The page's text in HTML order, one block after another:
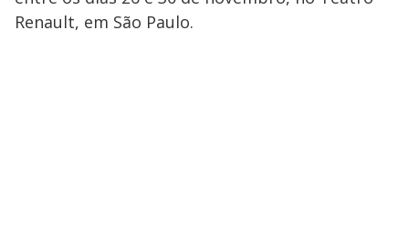
Renault, em São Paulo.